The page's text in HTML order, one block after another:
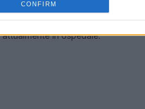
CONFIRM
Giuseppe Margheriti, ha
il dolore non solo per la
in ospedale.